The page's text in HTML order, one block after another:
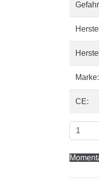
Marke:
CE: